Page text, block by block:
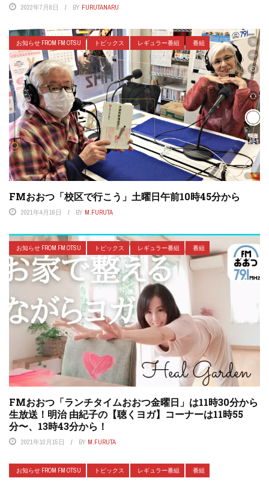
2022年7月8日 BY FURUTANARU
お知らせ FROM FM OTSU トピックス レギュラー番組 番組
FMおおつ「校区で行こう」土曜日午前10時45分から
2021年4月16日 BY M.FURUTA
お知らせ FROM FM OTSU トピックス レギュラー番組 番組
FMおおつ「ランチタイムおおつ金曜日」は11時30分から
生放送！明治 由紀子の【聴くヨガ】コーナーは11時55
分〜、13時43分から！
2021年10月15日 BY M.FURUTA
お知らせ FROM FM OTSU トピックス レギュラー番組 番組